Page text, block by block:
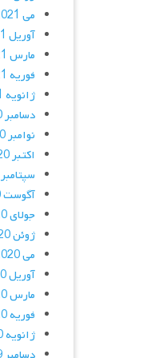
می 2021
آوریل 2021
مارس 2021
فوریه 2021
ژانویه 2021
دسامبر 2020
نوامبر 2020
اکتبر 2020
سپتامبر 2020
آگوست 2020
جولای 2020
ژوئن 2020
می 2020
آوریل 2020
مارس 2020
فوریه 2020
ژانویه 2020